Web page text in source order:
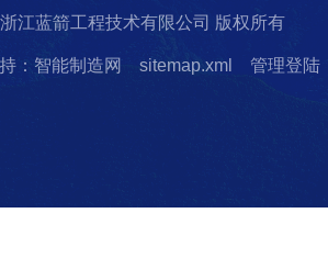
江蓝箭工程技术有限公司 版权所有
：智能制造网 sitemap.xml 管理登陆